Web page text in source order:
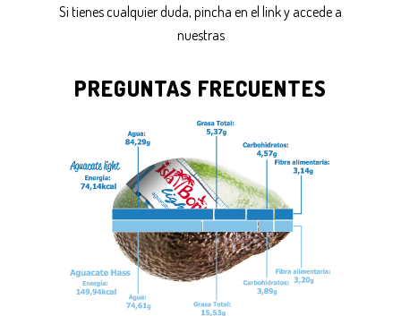
Si tienes cualquier duda, pincha en el link y accede a
nuestras
PREGUNTAS FRECUENTES